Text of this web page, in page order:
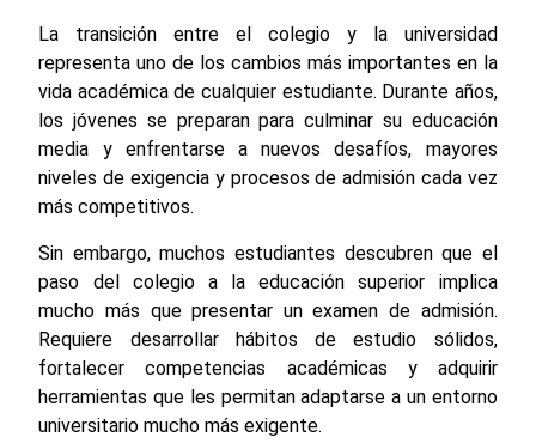
La transición entre el colegio y la universidad
representa uno de los cambios más importantes en la
vida académica de cualquier estudiante. Durante años,
los jóvenes se preparan para culminar su educación
media y enfrentarse a nuevos desafíos, mayores
niveles de exigencia y procesos de admisión cada vez
más competitivos.
Sin embargo, muchos estudiantes descubren que el
paso del colegio a la educación superior implica
mucho más que presentar un examen de admisión.
Requiere desarrollar hábitos de estudio sólidos,
fortalecer competencias académicas y adquirir
herramientas que les permitan adaptarse a un entorno
universitario mucho más exigente.